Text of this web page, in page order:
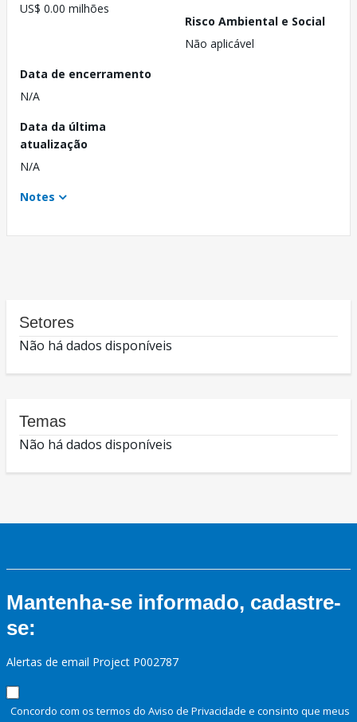
US$ 0.00 milhões
Risco Ambiental e Social
Não aplicável
Data de encerramento
N/A
Data da última
atualização
N/A
Notes
Setores
Não há dados disponíveis
Temas
Não há dados disponíveis
Mantenha-se informado, cadastre-
se:
Alertas de email Project P002787
Concordo com os termos do Aviso de Privacidade e consinto que meus